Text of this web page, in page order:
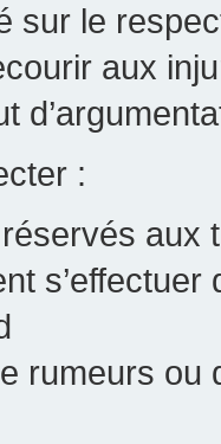
sur le
aux
:
aux
rumeurs ou